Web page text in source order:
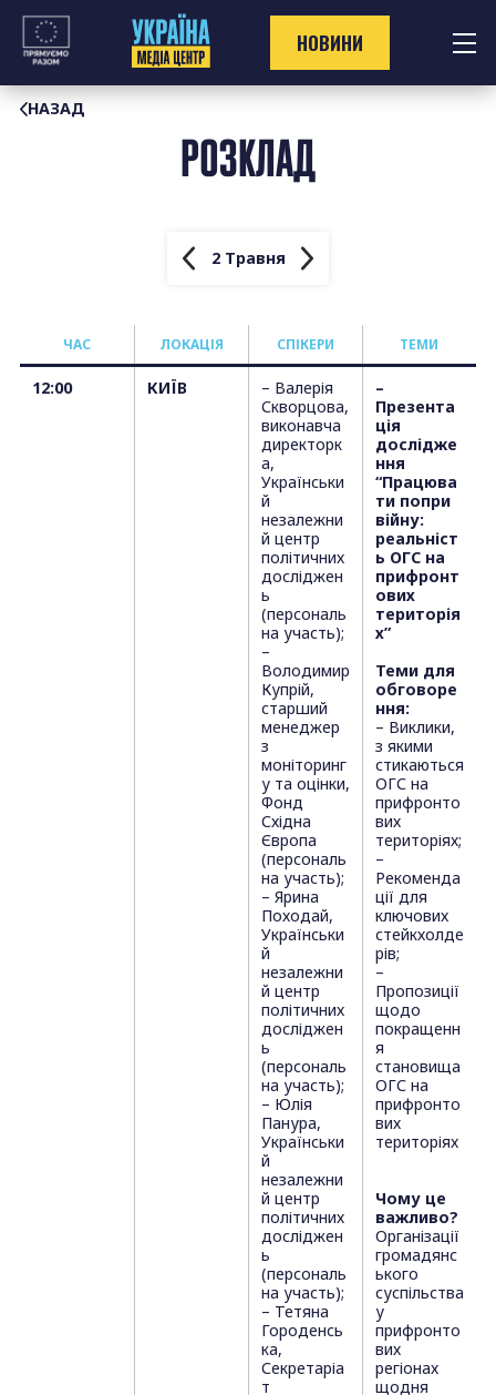
Перейти
контенту
НОВИНИ
НАЗАД
РОЗКЛАД
2 Травня
ЧАС ЛОКАЦІЯ СПІКЕРИ TЕМИ
12:00 КИЇВ
– Валерія
Скворцова,
виконавча
директорк
а,
Українськи
й
незалежни
й центр
політичних
досліджен
ь
(персональ
на участь);
–
Володимир
Купрій,
старший
менеджер
з
моніторинг
у та оцінки,
Фонд
Східна
Європа
(персональ
на участь);
– Ярина
Походай,
Українськи
й
незалежни
й центр
політичних
досліджен
ь
(персональ
на участь);
– Юлія
Панура,
Українськи
й
незалежни
й центр
політичних
досліджен
ь
(персональ
на участь);
– Тетяна
Городенсь
ка,
Секретаріа
т
–
Презента
ція
дослідже
ння
“Працюва
ти попри
війну:
реальніст
ь ОГС на
прифронт
ових
територія
х”
Теми для
обговоре
ння:
– Виклики,
з якими
стикаються
ОГС на
прифронто
вих
територіях;
–
Рекоменда
ції для
ключових
стейкхолде
рів;
–
Пропозиції
щодо
покращенн
я
становища
ОГС на
прифронто
вих
територіях
Чому це
важливо?
Організації
громадянс
ького
суспільства
у
прифронто
вих
регіонах
щодня